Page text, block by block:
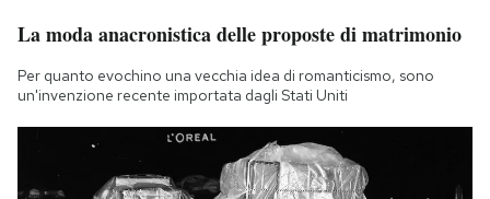
La moda anacronistica delle proposte di matrimonio
Per quanto evochino una vecchia idea di romanticismo, sono
un'invenzione recente importata dagli Stati Uniti